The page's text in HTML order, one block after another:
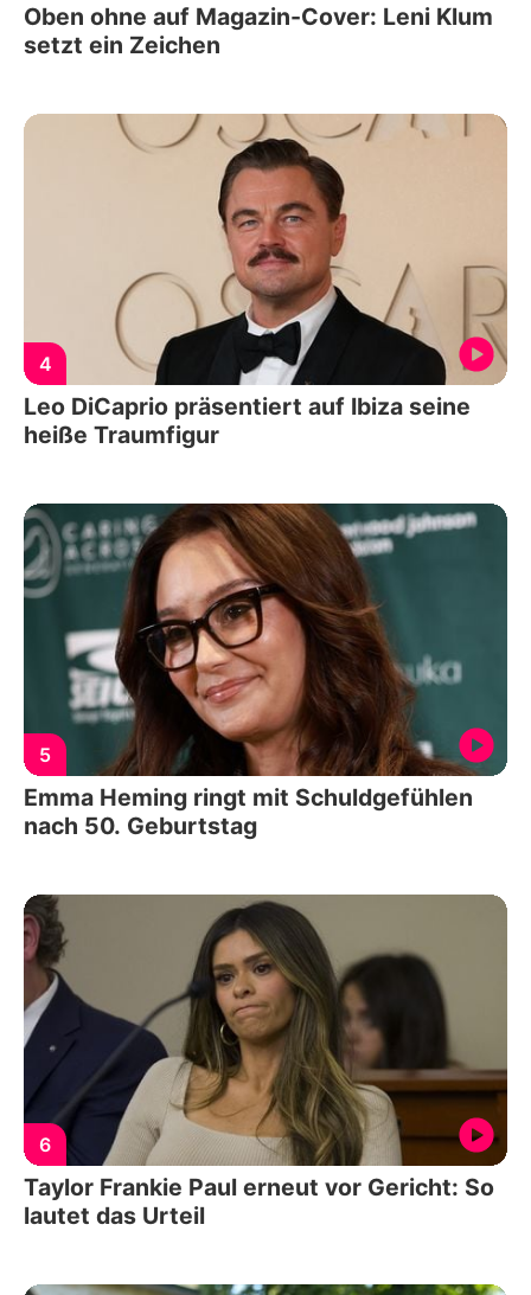
Oben ohne auf Magazin-Cover: Leni Klum
setzt ein Zeichen
4
Leo DiCaprio präsentiert auf Ibiza seine
heiße Traumfigur
5
Emma Heming ringt mit Schuldgefühlen
nach 50. Geburtstag
6
Taylor Frankie Paul erneut vor Gericht: So
lautet das Urteil